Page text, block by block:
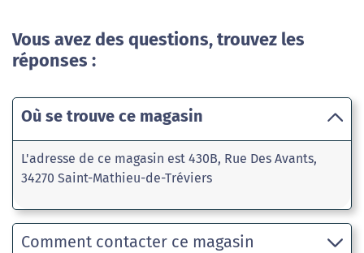
Vous avez des questions, trouvez les
réponses :
Où se trouve ce magasin
L'adresse de ce magasin est 430B, Rue Des Avants,
34270 Saint-Mathieu-de-Tréviers
Comment contacter ce magasin